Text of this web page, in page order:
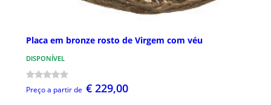
Placa em bronze rosto de Virgem com véu
DISPONÍVEL
Preço a partir de € 229,00